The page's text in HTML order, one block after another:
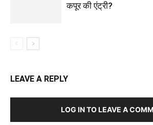
कपूर की एंट्री?
LEAVE A REPLY
LOG IN TO LEAVE A